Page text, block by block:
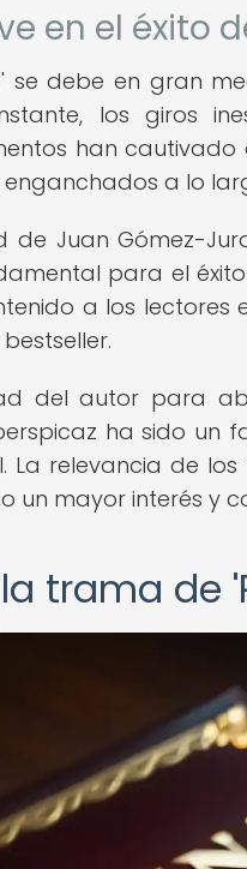
en el éxito
se debe en gran
los giros
han
a lo
de Juan Gómez-
para el
a los lectores
del autor para
ha sido un
La relevancia de
un mayor interés y
trama de